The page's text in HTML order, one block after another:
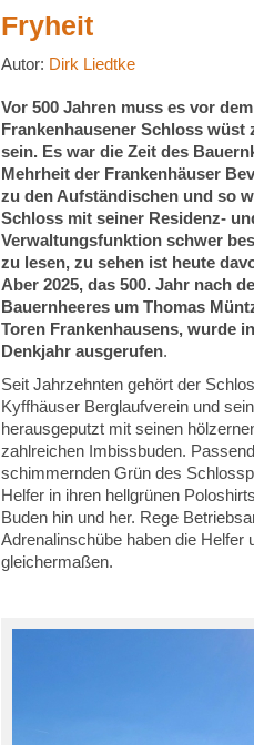
Fryheit
Autor: Dirk Liedtke
Vor 500 Jahren muss es vor dem
Frankenhausener Schloss wüst
sein. Es war die Zeit des
Mehrheit der Frankenhäuser
zu den Aufständischen und so
Schloss mit seiner Residenz-
Verwaltungsfunktion schwer
zu lesen, zu sehen ist heute
Aber 2025, das 500. Jahr nach
Bauernheeres um Thomas
Toren Frankenhausens, wurde
Denkjahr ausgerufen.
Seit Jahrzehnten gehört der
Kyffhäuser Berglaufverein und
herausgeputzt mit seinen
zahlreichen Imbissbuden.
schimmernden Grün des
Helfer in ihren hellgrünen
Buden hin und her. Rege
Adrenalinschübe haben die Helfer
gleichermaßen.